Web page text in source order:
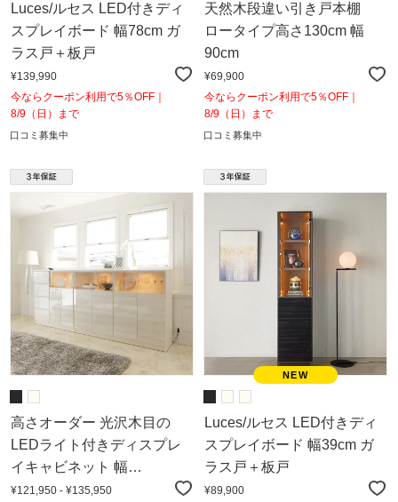
Luces/ルセス LED付きディ
スプレイボード 幅78cm ガ
ラス戸＋板戸
¥139,990
今ならクーポン利用で5％OFF｜
8/9（日）まで
口コミ募集中
天然木段違い引き戸本棚
ロータイプ高さ130cm 幅
90cm
¥69,900
今ならクーポン利用で5％OFF｜
8/9（日）まで
口コミ募集中
高さオーダー 光沢木目の
LEDライト付きディスプレ
イキャビネット 幅
120.5cm・奥行40cm・高さ
¥121,950 - ¥135,950
Luces/ルセス LED付きディ
スプレイボード 幅39cm ガ
ラス戸＋板戸
¥89,900